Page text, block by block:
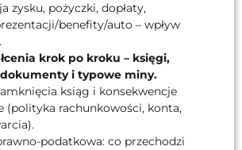
zysku, pożyczki, dopłaty,
benefity/auto – wpływ
krok po kroku – księgi,
i typowe miny.
ksiąg i konsekwencje
(polityka rachunkowości, konta,
podatkowa: co przechodzi